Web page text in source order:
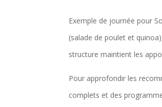
Exemple de journée pour
(salade de poulet et
structure maintient les
Pour approfondir les
complets et des